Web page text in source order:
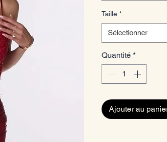
Taille *
Sélectionner
Quantité *
Ajouter au